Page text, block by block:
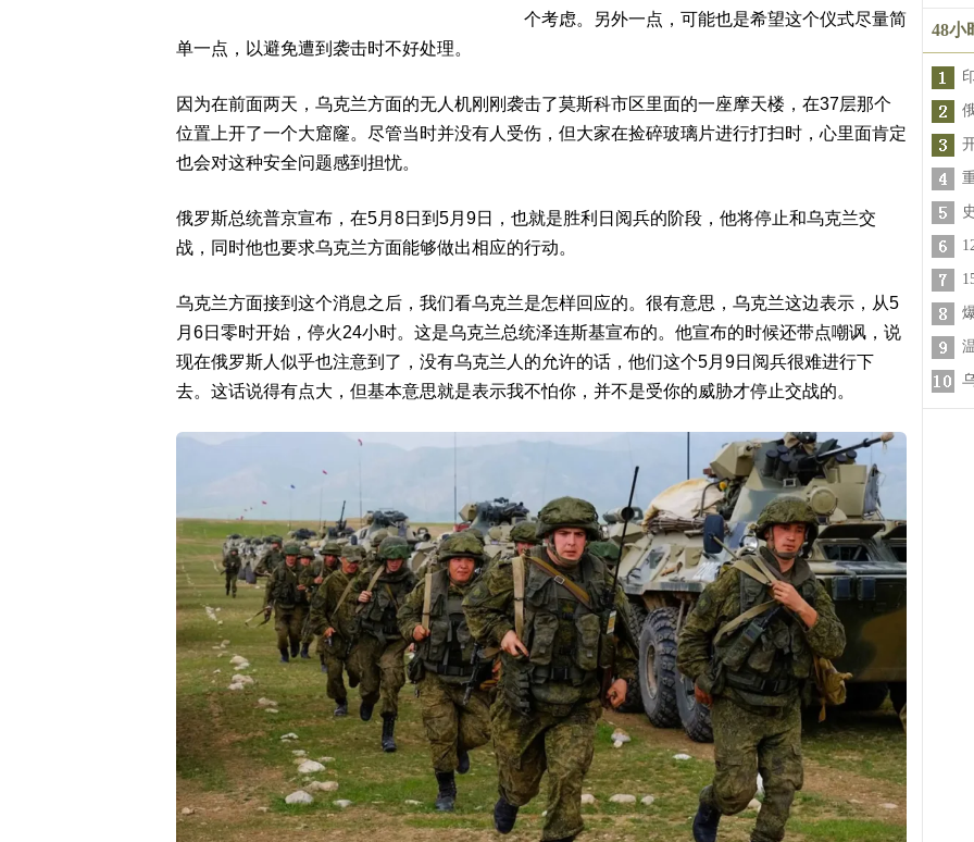
个考虑。另外一点，可能也是希望这个仪式尽量简
单一点，以避免遭到袭击时不好处理。
因为在前面两天，乌克兰方面的无人机刚刚袭击了莫斯科市区里面的一座摩天楼，在37层那个
位置上开了一个大窟窿。尽管当时并没有人受伤，但大家在捡碎玻璃片进行打扫时，心里面肯定
也会对这种安全问题感到担忧。
俄罗斯总统普京宣布，在5月8日到5月9日，也就是胜利日阅兵的阶段，他将停止和乌克兰交
战，同时他也要求乌克兰方面能够做出相应的行动。
乌克兰方面接到这个消息之后，我们看乌克兰是怎样回应的。很有意思，乌克兰这边表示，从5
月6日零时开始，停火24小时。这是乌克兰总统泽连斯基宣布的。他宣布的时候还带点嘲讽，说
现在俄罗斯人似乎也注意到了，没有乌克兰人的允许的话，他们这个5月9日阅兵很难进行下
去。这话说得有点大，但基本意思就是表示我不怕你，并不是受你的威胁才停止交战的。
48小